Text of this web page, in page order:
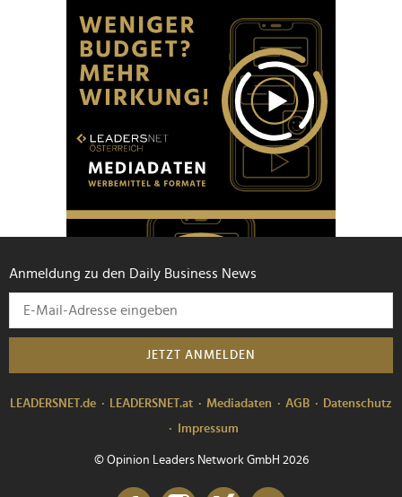
Anmeldung zu den Daily Business News
JETZT ANMELDEN
LEADERSNET.de LEADERSNET.at Mediadaten AGB
Datenschutz
Impressum
© Opinion Leaders Network GmbH 2026